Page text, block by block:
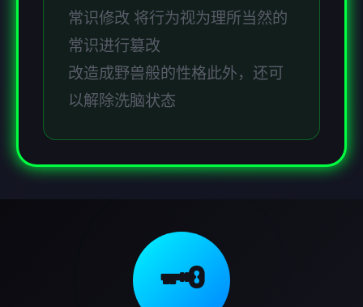
常识修改 将行为视为理所当然的
常识进行篡改
改造成野兽般的性格此外，还可
以解除洗脑状态
🗝️